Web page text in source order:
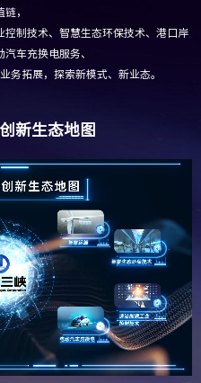
链，
制技术、智慧生态环保技术、港口岸
汽车充换电服务、
务拓展，探索新模式、新业态。
新生态地图